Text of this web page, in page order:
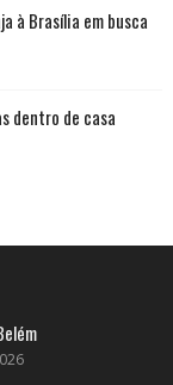
à Brasília em busca
dentro de casa